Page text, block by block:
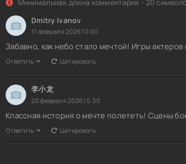
Минимальная длина комментария - 20
Dmitry Ivanov
11 февраля 2026 10:00
Забавно, как небо стало мечтой! Игры
Ответить Цитировать
李小龙
20 февраля 2026 15:30
Классная история о мечте полететь! Сцены
Ответить Цитировать